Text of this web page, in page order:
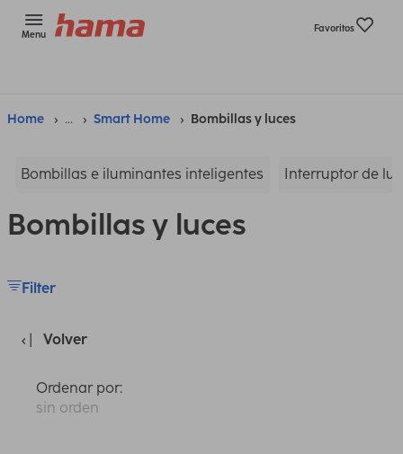
Menu
Favoritos
Home ... Smart Home Bombillas y luces
Bombillas e iluminantes inteligentes Interruptor de
Bombillas y luces
Filter
Volver
Ordenar por:
sin orden